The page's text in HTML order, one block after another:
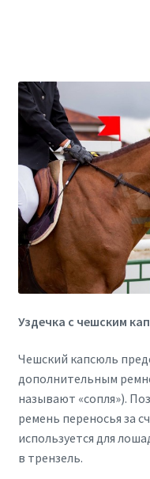
Уздечка с чешским
Чешский капсюль
дополнительным
называют «сопля»).
ремень переносья за
используется для
в трензель.